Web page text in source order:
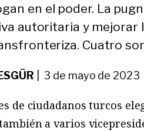
en el poder. La
autoritaria y mejorar
Cuatro
| 3 de mayo de 2023
de ciudadanos turcos
a varios